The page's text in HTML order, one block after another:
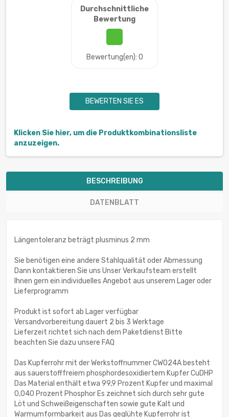
Durchschnittliche
Bewertung
Bewertung(en): 0
BEWERTEN SIE ES
Klicken Sie hier, um die Produktkombinationsliste
anzuzeigen.
BESCHREIBUNG
DATENBLATT
Längentoleranz beträgt plusminus 2 mm
Sie benötigen eine andere Stahlqualität oder Abmessung
Dann kontaktieren Sie uns Unser Verkaufsteam erstellt
Ihnen gern ein individuelles Angebot aus unserem Lager oder
Lieferprogramm
Produkt ist sofort ab Lager verfügbar
Versandvorbereitung dauert 2 bis 3 Werktage
Lieferzeit richtet sich nach dem Paketdienst Bitte
beachten Sie dazu unsere FAQ
Das Kupferrohr mit der Werkstoffnummer CW024A besteht
aus sauerstofffreiem phosphordesoxidiertem Kupfer CuDHP
Das Material enthält etwa 99,9 Prozent Kupfer und maximal
0,040 Prozent Phosphor Es zeichnet sich durch sehr gute
Löt und Schweißeigenschaften sowie gute Kalt und
Warmumformbarkeit aus Das geglühte Kupferrohr ist